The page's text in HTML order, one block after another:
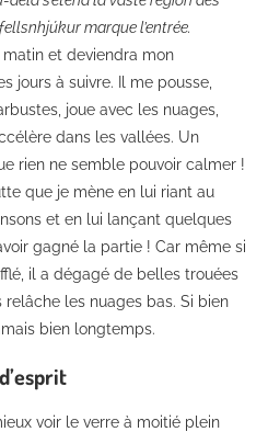
marque l’entrée.
et deviendra mon
jours à suivre. Il me pousse,
joue avec les nuages,
dans les vallées. Un
rien ne semble pouvoir calmer !
que je mène en lui riant au
et en lui lançant quelques
gagné la partie ! Car même si
il a dégagé de belles trouées
les nuages bas. Si bien
bien longtemps.
voir le verre à moitié plein